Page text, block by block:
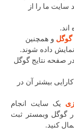
ما را از
و همچنین
داده شوند.
صفحه نتایج گوگل
بیشتر آن در
یک سایت انجام
گوگل وبمستر ثبت
کنید.